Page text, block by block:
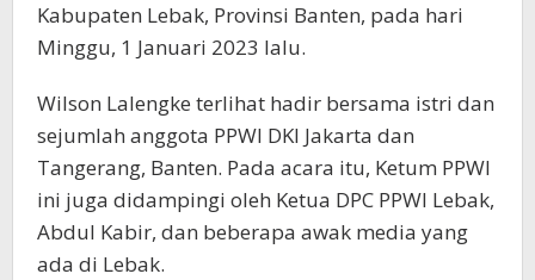
Kabupaten Lebak, Provinsi Banten, pada hari
Minggu, 1 Januari 2023 lalu.
Wilson Lalengke terlihat hadir bersama istri dan
sejumlah anggota PPWI DKI Jakarta dan
Tangerang, Banten. Pada acara itu, Ketum PPWI
ini juga didampingi oleh Ketua DPC PPWI Lebak,
Abdul Kabir, dan beberapa awak media yang
ada di Lebak.